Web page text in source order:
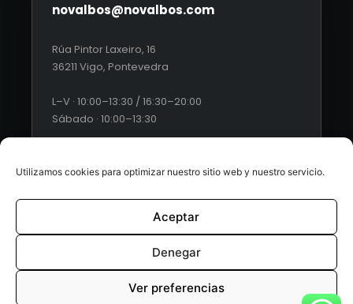
Utilizamos cookies para optimizar nuestro sitio web y nuestro servicio.
Aceptar
Denegar
Ver preferencias
novalbos@novalbos.com
Rúa Pintor Laxeiro, 16
36211 Vigo, Pontevedra
L–V · 10:00–13:30 / 16:30–20:00
Sábado · 10:00–13:30
© 2026 Novalbos. Todos los derechos reservados. |
web by Esquío
Aviso Legal|Política de Privacidad|Condiciones generales
Políticas de cookies